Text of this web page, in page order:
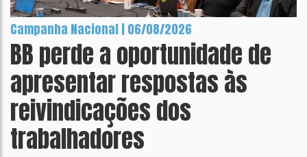
Campanha Nacional | 06/08/2026
BB perde a oportunidade de
apresentar respostas às
reivindicações dos
trabalhadores